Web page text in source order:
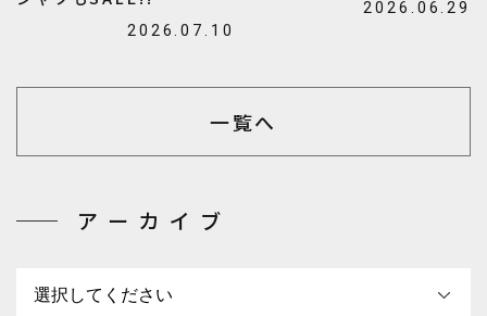
2026.07.10
2026.06.29
一覧へ
アーカイブ